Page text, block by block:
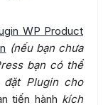
WP Product
(nếu bạn chưa
bạn có thể
Plugin cho
tiến hành kích